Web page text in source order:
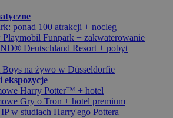
ponad 100 atrakcji + nocleg
Playmobil Funpark + zakwaterowanie
Deutschland Resort + pobyt
Boys na żywo w Düsseldorfie
ekspozycje
Harry Potter™ + hotel
Gry o Tron + hotel premium
w studiach Harry'ego Pottera